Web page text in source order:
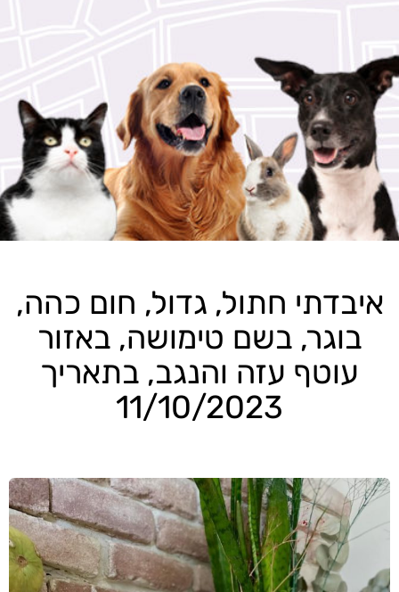
איבדתי חתול, גדול, חום כהה,
בוגר, בשם טימושה, באזור
עוטף עזה והנגב, בתאריך
11/10/2023